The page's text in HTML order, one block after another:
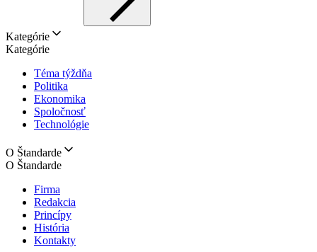
Kategórie
Kategórie
Téma týždňa
Politika
Ekonomika
Spoločnosť
Technológie
O Štandarde
O Štandarde
Firma
Redakcia
Princípy
História
Kontakty